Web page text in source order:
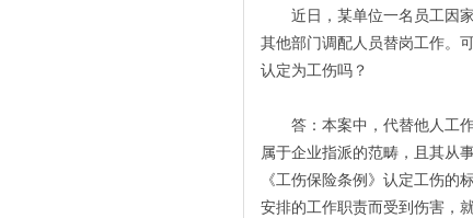
近日，某单位一名员工因家
其他部门调配人员替岗工作。
认定为工伤吗？
答：本案中，代替他人工作
属于企业指派的范畴，且其从
《工伤保险条例》认定工伤
安排的工作职责而受到伤害，